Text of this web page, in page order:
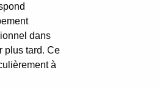
dans
plus tard. Ce
à